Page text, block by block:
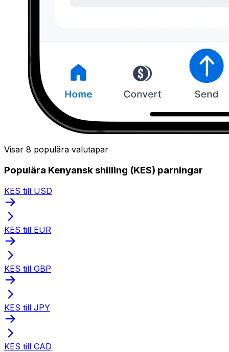
Visar 8 populära valutapar
Populära Kenyansk shilling (KES) parningar
KES till USD
KES till EUR
KES till GBP
KES till JPY
KES till CAD